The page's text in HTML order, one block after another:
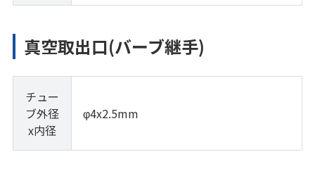
真空取出口(バーブ継手)
チュー
ブ外径
x内径
φ4x2.5mm